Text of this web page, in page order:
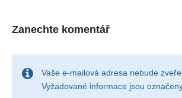
Zanechte komentář
Vaše e-mailová adresa nebude
Vyžadované informace jsou